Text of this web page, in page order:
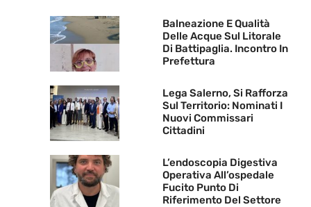
Balneazione E Qualità
Delle Acque Sul Litorale
Di Battipaglia. Incontro In
Prefettura
Lega Salerno, Si Rafforza
Sul Territorio: Nominati I
Nuovi Commissari
Cittadini
L’endoscopia Digestiva
Operativa All’ospedale
Fucito Punto Di
Riferimento Del Settore